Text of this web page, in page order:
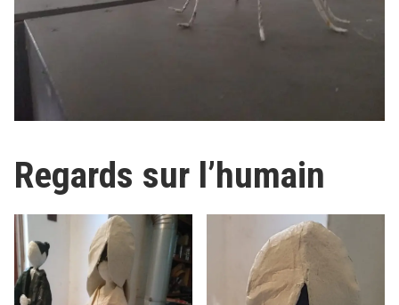
Regards sur l’humain